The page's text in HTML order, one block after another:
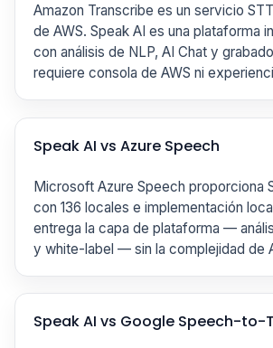
Amazon Transcribe es un servicio
de AWS. Speak AI es una plataforma
con análisis de NLP, AI Chat y
requiere consola de AWS ni
Speak AI vs Azure Speech
Microsoft Azure Speech proporciona
con 136 locales e implementación
entrega la capa de plataforma —
y white-label — sin la complejidad de
Speak AI vs Google Speech-to-